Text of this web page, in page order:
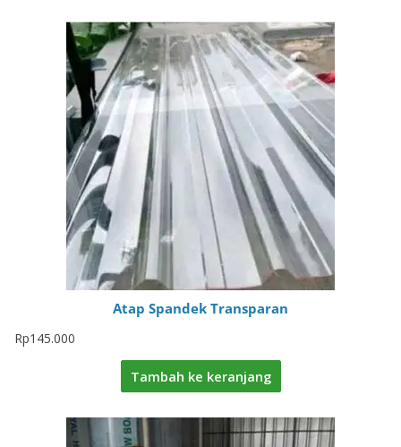
Atap Spandek Transparan
Rp145.000
Tambah ke keranjang